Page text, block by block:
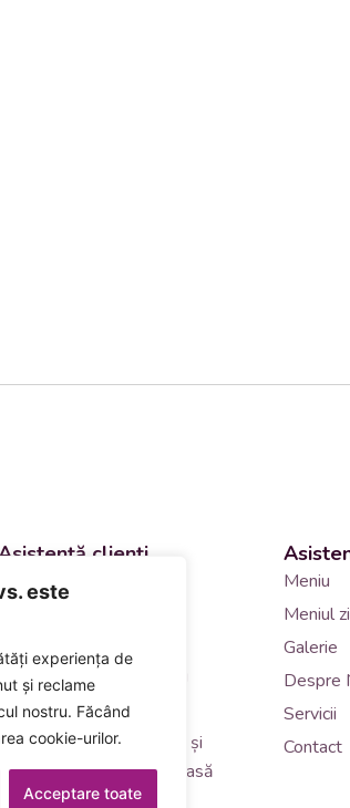
este
experiența de
și reclame
nostru. Făcând
cookie-urilor.
Acceptare toate
Asistență clienți
Departament vânzări și
și livrări catering
+40 746 223 190
plata numerar și
inclusiv carduri de masă
Meniu
Meniul
Galerie
Despre
Servicii
Contact